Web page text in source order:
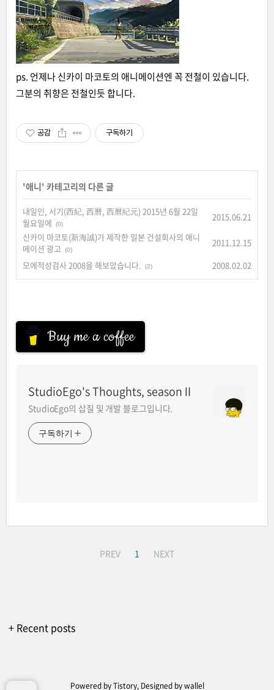
ps. 언제나 신카이 마코토의 애니메이션엔 꼭 전철이 있습니다.
그분의 취향은 전철인듯 합니다.
공감 구독하기
'애니' 카테고리의 다른 글
내일인, 서기(西紀, 西曆, 西曆紀元) 2015년 6월 22일
월요일에
(0)
2015.06.21
신카이 마코토(新海誠)가 제작한 일본 건설회사의 애니
메이션 광고
(0)
2011.12.15
모에적성검사 2008을 해보았습니다.
(2) 2008.02.02
Buy me a coffee
StudioEgo's Thoughts, seasonⅡ
StudioEgo의 삽질 및 개발 블로그입니다.
구독하기
PREV 1 NEXT
+ Recent posts
Powered byTistory, Designed bywallel